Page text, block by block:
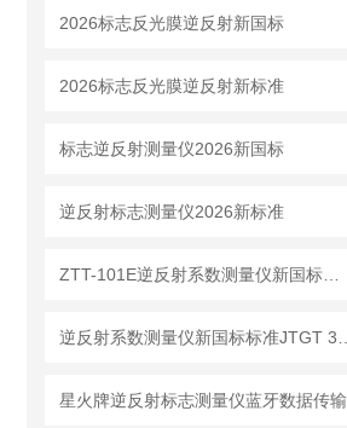
2026标志反光膜逆反射新国标
2026标志反光膜逆反射新标准
标志逆反射测量仪2026新国标
逆反射标志测量仪2026新标准
星火牌逆反射标志测量仪蓝牙数据传输